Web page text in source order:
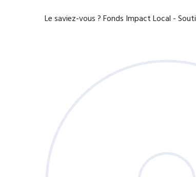
Le saviez-vous ?Fonds Impact Local -